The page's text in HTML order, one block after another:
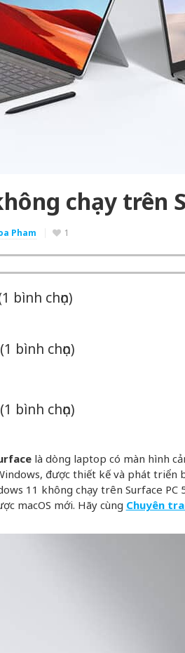
chạy trên
Pham 1
bình chọn)
bình chọn)
bình chọn)
là dòng laptop có màn hình
được thiết kế và phát triển
11 không chạy trên Surface PC
macOS mới. Hãy cùng Chuyên